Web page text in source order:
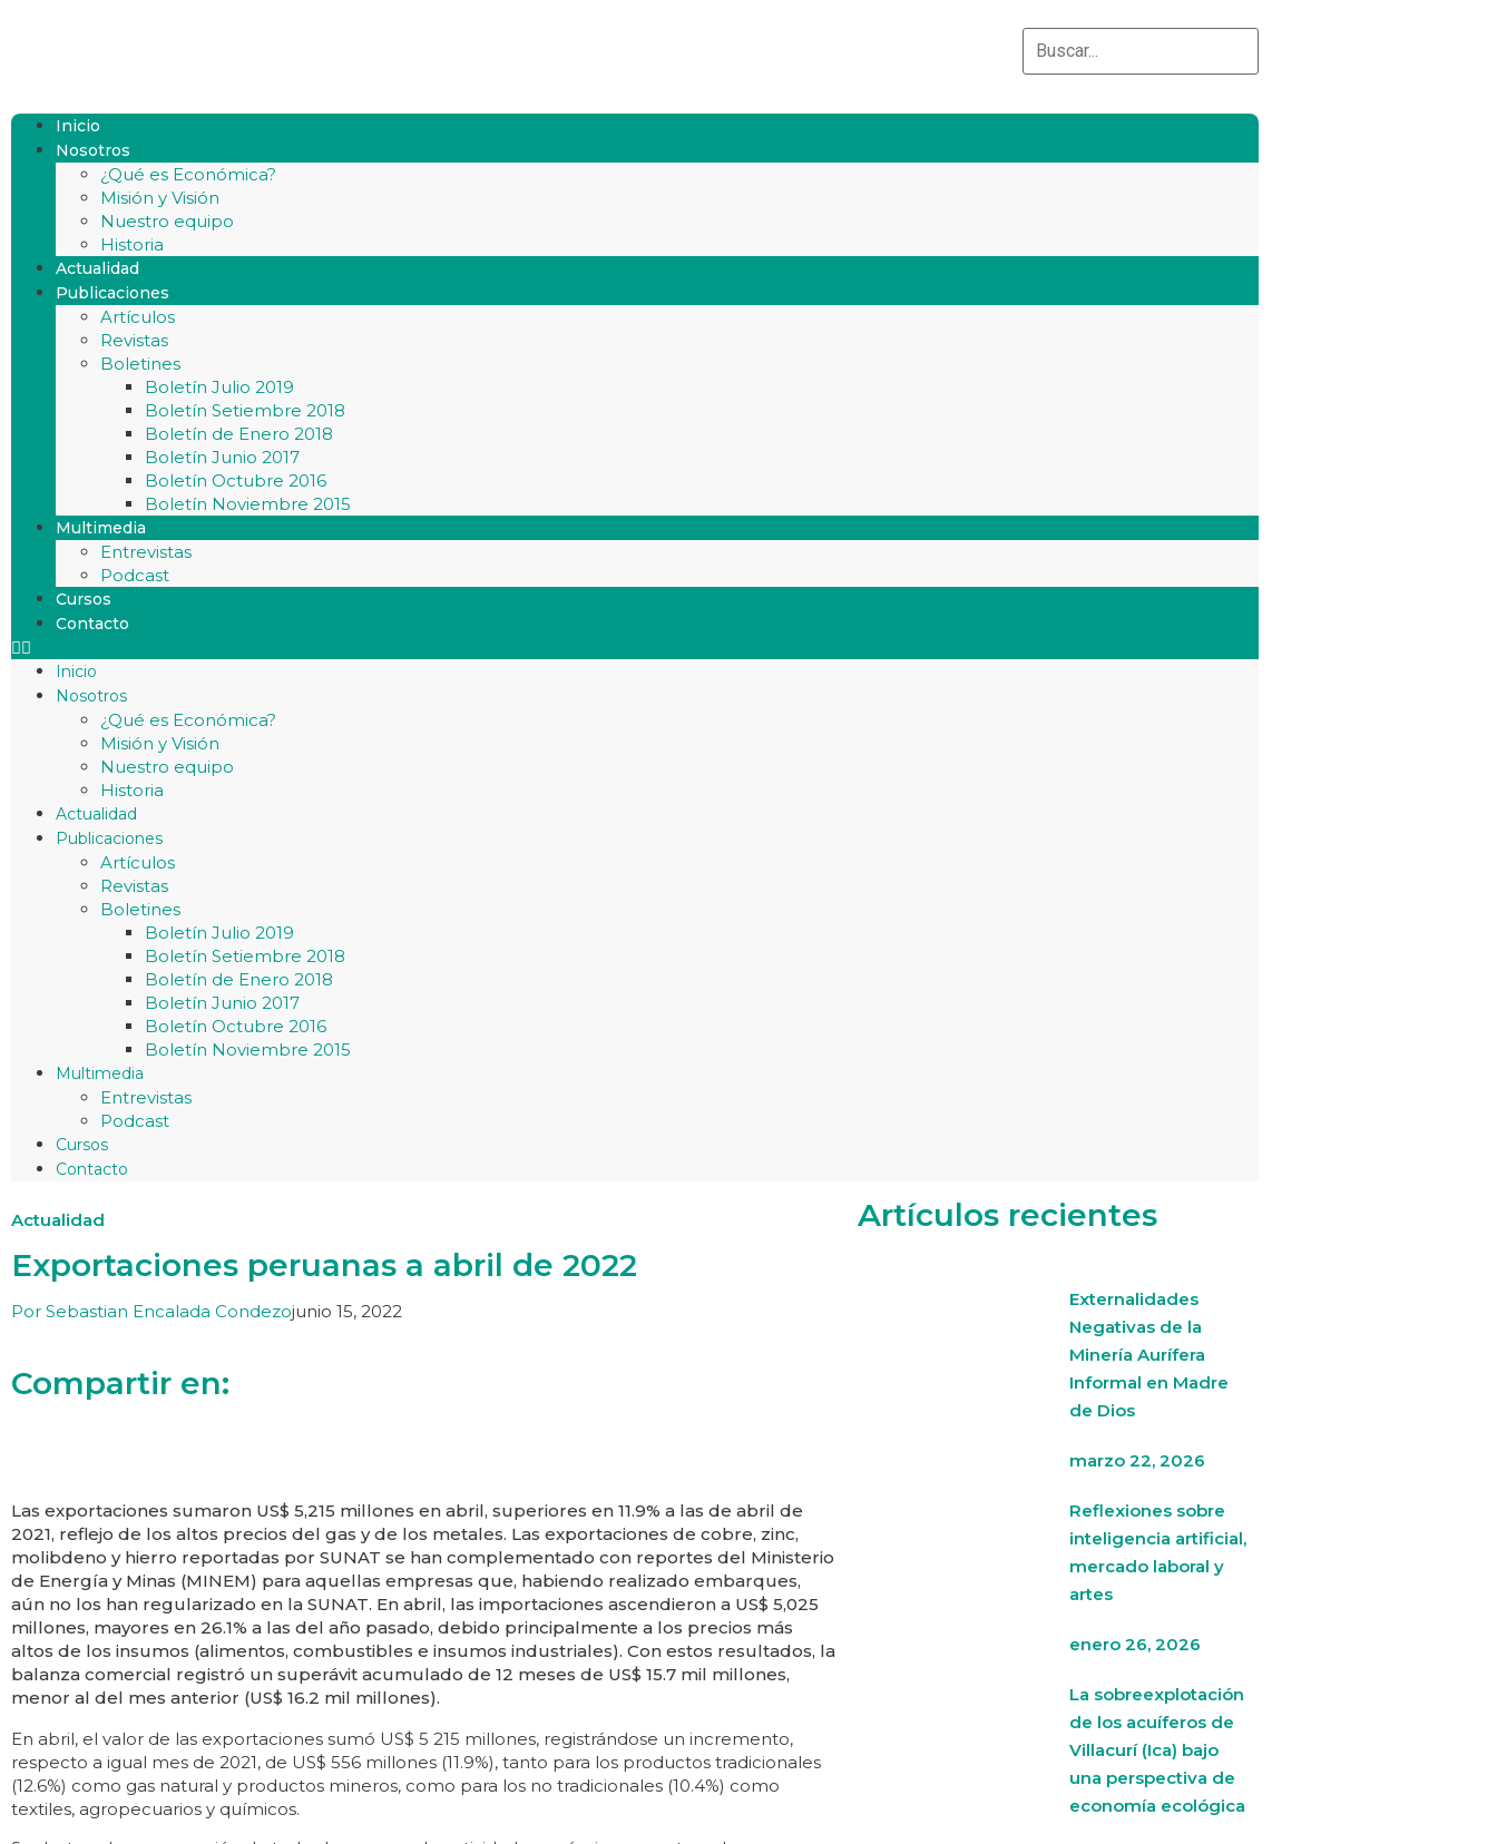
Inicio
Nosotros
¿Qué es Económica?
Misión y Visión
Nuestro equipo
Historia
Actualidad
Publicaciones
Artículos
Revistas
Boletines
Boletín Julio 2019
Boletín Setiembre 2018
Boletín de Enero 2018
Boletín Junio 2017
Boletín Octubre 2016
Boletín Noviembre 2015
Multimedia
Entrevistas
Podcast
Cursos
Contacto
Inicio
Nosotros
¿Qué es Económica?
Misión y Visión
Nuestro equipo
Historia
Actualidad
Publicaciones
Artículos
Revistas
Boletines
Boletín Julio 2019
Boletín Setiembre 2018
Boletín de Enero 2018
Boletín Junio 2017
Boletín Octubre 2016
Boletín Noviembre 2015
Multimedia
Entrevistas
Podcast
Cursos
Contacto
Actualidad
Exportaciones peruanas a abril de 2022
Por Sebastian Encalada Condezojunio 15, 2022
Compartir en:
Las exportaciones sumaron US$ 5,215 millones en abril, superiores en 11.9% a las de abril de
2021, reflejo de los altos precios del gas y de los metales. Las exportaciones de cobre, zinc,
molibdeno y hierro reportadas por SUNAT se han complementado con reportes del Ministerio
de Energía y Minas (MINEM) para aquellas empresas que, habiendo realizado embarques,
aún no los han regularizado en la SUNAT. En abril, las importaciones ascendieron a US$ 5,025
millones, mayores en 26.1% a las del año pasado, debido principalmente a los precios más
altos de los insumos (alimentos, combustibles e insumos industriales). Con estos resultados, la
balanza comercial registró un superávit acumulado de 12 meses de US$ 15.7 mil millones,
menor al del mes anterior (US$ 16.2 mil millones).
En abril, el valor de las exportaciones sumó US$ 5 215 millones, registrándose un incremento,
respecto a igual mes de 2021, de US$ 556 millones (11.9%), tanto para los productos tradicionales
(12.6%) como gas natural y productos mineros, como para los no tradicionales (10.4%) como
textiles, agropecuarios y químicos.
Artículos recientes
Externalidades
Negativas de la
Minería Aurífera
Informal en Madre
de Dios
marzo 22, 2026
Reflexiones sobre
inteligencia artificial,
mercado laboral y
artes
enero 26, 2026
La sobreexplotación
de los acuíferos de
Villacurí (Ica) bajo
una perspectiva de
economía ecológica